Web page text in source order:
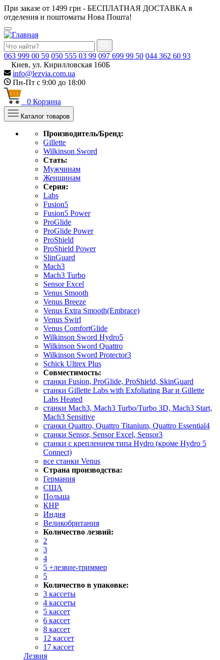
При заказе от 1499 грн - БЕСПЛАТНАЯ ДОСТАВКА в
отделения и поштоматы Нова Пошта!
063 999 00 59 050 555 03 99 097 699 99 50 044 362 60 93
Киев, ул. Кирилловская 160Б
info@lezvia.com.ua
Пн-Пт с 9:00 до 18:00
0 Корзина
Каталог товаров
Производитель/Бренд:
Gillette
Wilkinson Sword
Стать:
Мужчинам
Женщинам
Серия:
Labs
Fusion5
Fusion5 Power
ProGlide
ProGlide Power
ProShield
ProShield Power
SlinGuard
Mach3
Mach3 Turbo
Sensor Excel
Venus Smooth
Venus Breeze
Venus Extra Smooth(Embrace)
Venus Swirl
Venus ComfortGlide
Wilkinson Sword Hydro5
Wilkinson Sword Quattro
Wilkinson Sword Protector3
Schick Ultrex Plus
Совместимость:
станки Fusion, ProGlide, ProShield, SkinGuard
станки Gillette Labs with Exfoliating Bar и Gillette
Labs Heated
станки Mach3, Mach3 Turbo/Turbo 3D, Mach3 Start,
Mach3 Sensitive
станки Quattro, Quattro Titanium, Quattro Essential4
станки Sensor, Sensor Excel, Sensor3
станки с креплением типа Hydro (кроме Hydro 5
Connect)
все станки Venus
Страна производства:
Германия
США
Польша
КНР
Индия
Великобритания
Количество лезвий:
2
3
4
5 +лезвие-триммер
5
Количество в упаковке:
3 кассеты
4 кассеты
5 кассет
6 кассет
8 кассет
12 кассет
17 кассет
Лезвия